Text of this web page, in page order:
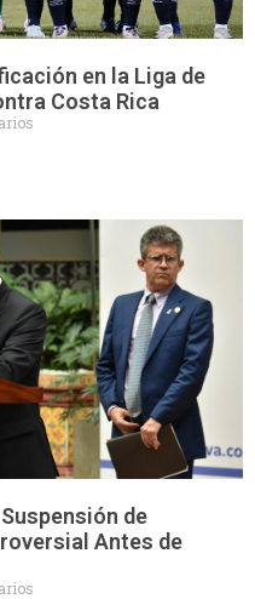
en la Liga de
Costa Rica
de
Antes de